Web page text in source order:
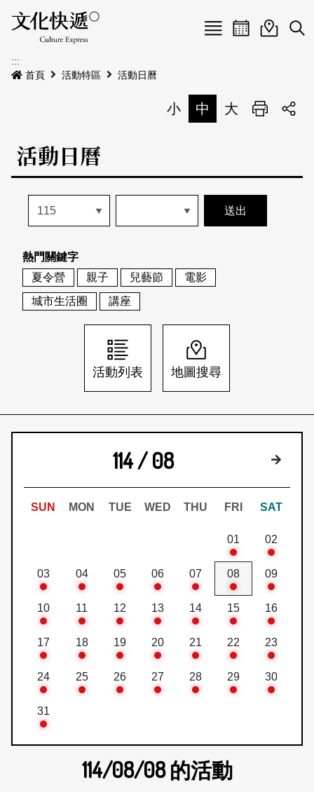
Menu
最新公告
本期專題
歷史專題
活動特區
活動列表
地圖搜尋
關於我們
關於我們
刊物索取地點
會員基本資料
刊登活動
網站導覽 English
日本語 登入/註冊
活動日曆活動地圖
展
:::
首頁
活動特區 活動日曆
小 中 大 列印
活動日曆
熱門關鍵字
夏令營
親子 兒藝節
電影
城市生活圈
講座
活動列表 地圖搜尋
114 / 08 下個月
SUN MON TUE WED THU FRI SAT
01 02
03 04 05 06 07 08 09
10 11 12 13 14 15 16
17 18 19 20 21 22 23
24 25 26 27 28 29 30
31
114/08/08的活動